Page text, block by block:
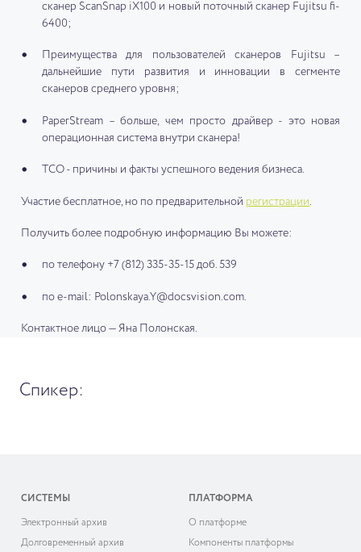
сканер ScanSnap iX100 и новый поточный сканер Fujitsu fi-
6400;
Преимущества для пользователей сканеров Fujitsu –
дальнейшие пути развития и инновации в сегменте
сканеров среднего уровня;
PaperStream – больше, чем просто драйвер - это новая
операционная система внутри сканера!
ТСО - причины и факты успешного ведения бизнеса.
Участие бесплатное, но по предварительной регистрации.
Получить более подробную информацию Вы можете:
по телефону +7 (812) 335-35-15 доб. 539
по e-mail: Polonskaya.Y@docsvision.com.
Контактное лицо — Яна Полонская.
Спикер:
СИСТЕМЫ
Электронный архив
Долговременный архив
ПЛАТФОРМА
О платформе
Компоненты платформы